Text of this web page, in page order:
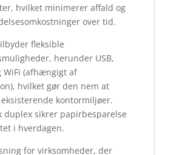
hvilket minimerer affald og
over tid.
fleksible
herunder USB,
WiFi (afhængigt af
hvilket gør den nem at
kontormiljøer.
duplex sikrer papirbesparelse
i hverdagen.
for virksomheder, der